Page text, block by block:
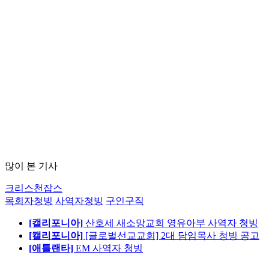
많이 본 기사
크리스천잡스
목회자청빙 사역자청빙 구인구직
[캘리포니아] 산호세 새소망교회 영유아부 사역자 청빙
[캘리포니아] [글로벌선교교회] 2대 담임목사 청빙 공고
[애틀랜타] EM 사역자 청빙